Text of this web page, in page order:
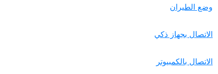
وضع الطيران
الاتصال بجهاز ذكي
الاتصال بالكمبيوتر